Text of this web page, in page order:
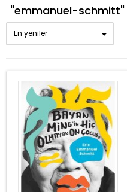
"emmanuel-schmitt"
En yeniler